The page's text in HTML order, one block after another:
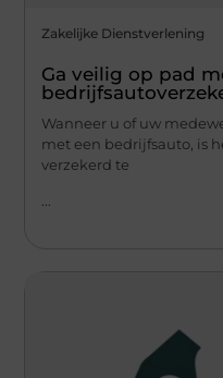
Zakelijke Dienstverlening
Ga veilig op pad
Wanneer u of uw
met een bedrijfsauto, is
verzekerd te